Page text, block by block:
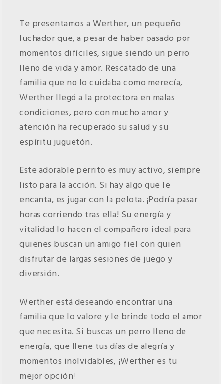
Te presentamos a Werther, un pequeño
luchador que, a pesar de haber pasado por
momentos difíciles, sigue siendo un perro
lleno de vida y amor. Rescatado de una
familia que no lo cuidaba como merecía,
Werther llegó a la protectora en malas
condiciones, pero con mucho amor y
atención ha recuperado su salud y su
espíritu juguetón.
Este adorable perrito es muy activo, siempre
listo para la acción. Si hay algo que le
encanta, es jugar con la pelota. ¡Podría pasar
horas corriendo tras ella! Su energía y
vitalidad lo hacen el compañero ideal para
quienes buscan un amigo fiel con quien
disfrutar de largas sesiones de juego y
diversión.
Werther está deseando encontrar una
familia que lo valore y le brinde todo el amor
que necesita. Si buscas un perro lleno de
energía, que llene tus días de alegría y
momentos inolvidables, ¡Werther es tu
mejor opción!